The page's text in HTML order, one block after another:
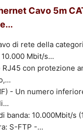
Cavo 5m
di rete della
Mbit/s...
RJ45 con protezione
- Un numero
banda: 10.000Mbit/s
S-FTP -...